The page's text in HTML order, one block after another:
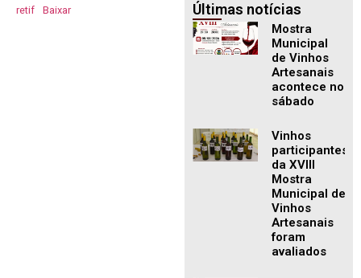
retif Baixar Últimas notícias
Mostra
Municipal
de Vinhos
Artesanais
acontece no
sábado
Vinhos
participantes
da XVIII
Mostra
Municipal de
Vinhos
Artesanais
foram
avaliados